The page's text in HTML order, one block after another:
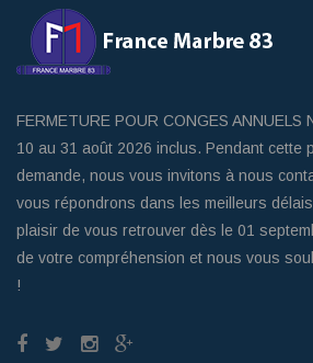
FERMETURE POUR CONGES
10 au 31 août 2026 inclus. Pendant cette
demande, nous vous invitons à nous
vous répondrons dans les meilleurs
plaisir de vous retrouver dès le 01
de votre compréhension et nous vous
!